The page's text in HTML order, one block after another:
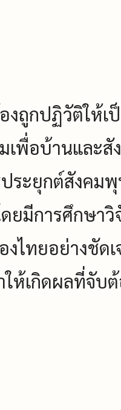
งถูกปฏิวัติให้เ
มเพื่อบ้านและ
ระยุกต์สังคม
ยมีการศึกษา
ไทยอย่างชัด
เกิดผลที่จับต้